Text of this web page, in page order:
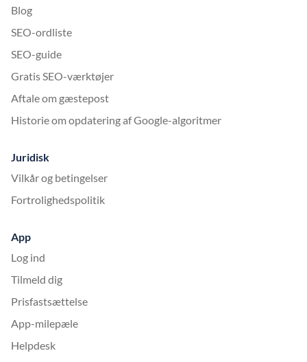
Blog
SEO-ordliste
SEO-guide
Gratis SEO-værktøjer
Aftale om gæstepost
Historie om opdatering af Google-algoritmer
Juridisk
Vilkår og betingelser
Fortrolighedspolitik
App
Log ind
Tilmeld dig
Prisfastsættelse
App-milepæle
Helpdesk